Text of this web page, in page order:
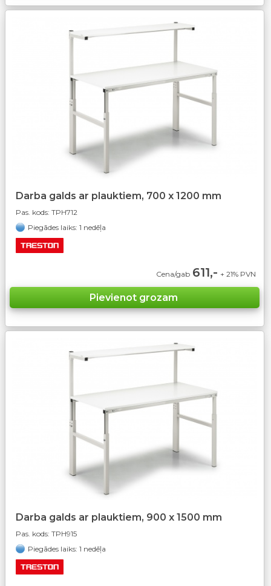
Darba galds ar plauktiem, 700 x 1200 mm
Pas. kods: TPH712
Piegādes laiks: 1 nedēļa
Cena/gab 611,- + 21% PVN
Darba galds ar plauktiem, 900 x 1500 mm
Pas. kods: TPH915
Piegādes laiks: 1 nedēļa